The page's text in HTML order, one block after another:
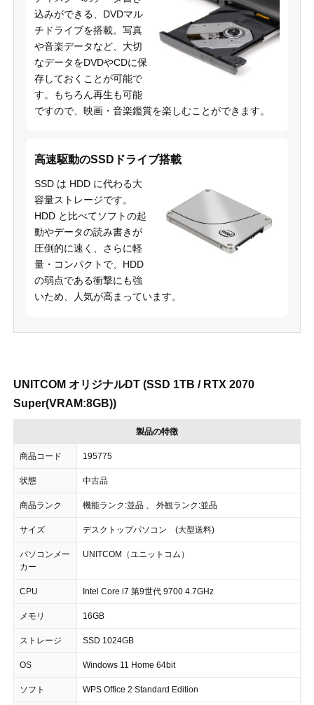
込みができる、DVDマル
チドライブを搭載。写真
や音楽データなど、大切
なデータをDVDやCDに保
存しておくことが可能で
す。もちろん再生も可能
ですので、映画・音楽鑑賞を楽しむことができます。
高速駆動のSSDドライブ搭載
SSD は HDD に代わる大
容量ストレージです。
HDD と比べてソフトの起
動やデータの読み書きが
圧倒的に速く、さらに軽
量・コンパクトで、HDD
の弱点である衝撃にも強
いため、人気が高まっています。
UNITCOM オリジナルDT (SSD 1TB / RTX 2070
Super(VRAM:8GB))
製品の特徴
商品コード 195775
状態 中古品
商品ランク 機能ランク:並品 、 外観ランク:並品
サイズ デスクトップパソコン (大型送料)
パソコンメー
カー
UNITCOM（ユニットコム）
CPU Intel Core i7 第9世代 9700 4.7GHz
メモリ 16GB
ストレージ SSD 1024GB
OS Windows 11 Home 64bit
ソフト WPS Office 2 Standard Edition